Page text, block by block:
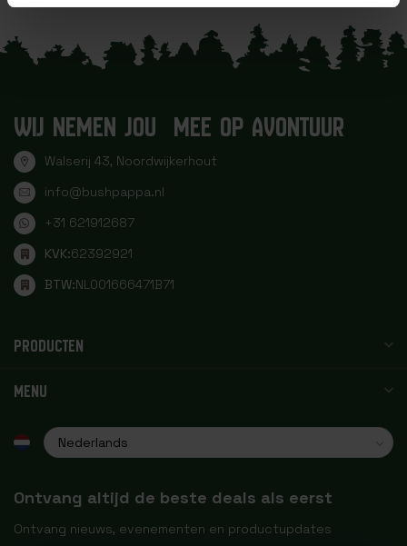
WIJ NEMEN JOU MEE OP AVONTUUR
Walserij 43, Noordwijkerhout
info@bushpappa.nl
+31 621912687
KVK:62392921
BTW:NL001666471B71
PRODUCTEN
MENU
Ontvang altijd de beste deals als eerst
Ontvang nieuws, evenementen en productupdates